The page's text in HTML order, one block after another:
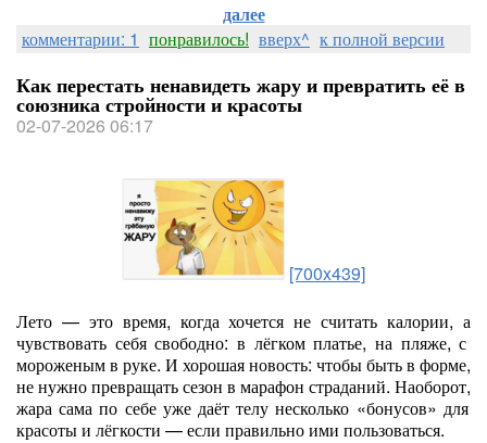
далее
комментарии: 1 понравилось! вверх^ к полной версии
Как перестать ненавидеть жару и превратить её в
союзника стройности и красоты
02-07-2026 06:17
[700x439]
Лето — этовремя, когдахочется не считать калории, а
чувствовать себясвободно: в лёгкомплатье, на пляже, с
мороженымв руке. И хорошаяновость: чтобыбытьв форме,
ненужнопревращатьсезон в марафон страданий. Наоборот,
жара сама по себеужедаёт телу несколько «бонусов» для
красотыи лёгкости — если правильноими пользоваться.